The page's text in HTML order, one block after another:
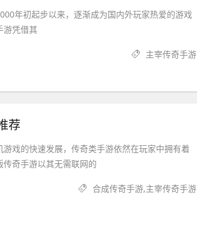
年初起步以来，逐渐成为国内外玩家热爱的游戏
游凭借其
主宰传奇手游
荐
戏的快速发展，传奇类手游依然在玩家中拥有着
奇手游以其无需联网的
合成传奇手游,主宰传奇手游